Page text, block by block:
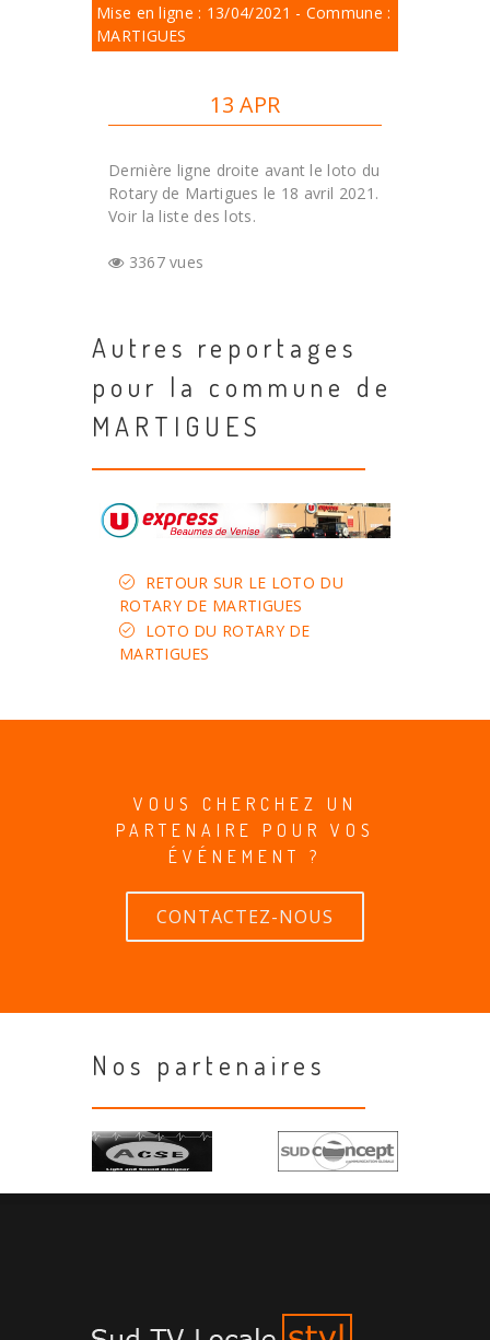
Mise en ligne : 13/04/2021 - Commune :
MARTIGUES
13 APR
Dernière ligne droite avant le loto du
Rotary de Martigues le 18 avril 2021.
Voir la liste des lots.
3367 vues
Autres reportages
pour la commune de
MARTIGUES
RETOUR SUR LE LOTO DU
ROTARY DE MARTIGUES
LOTO DU ROTARY DE
MARTIGUES
VOUS CHERCHEZ UN
PARTENAIRE POUR VOS
ÉVÉNEMENT ?
CONTACTEZ-NOUS
Nos partenaires